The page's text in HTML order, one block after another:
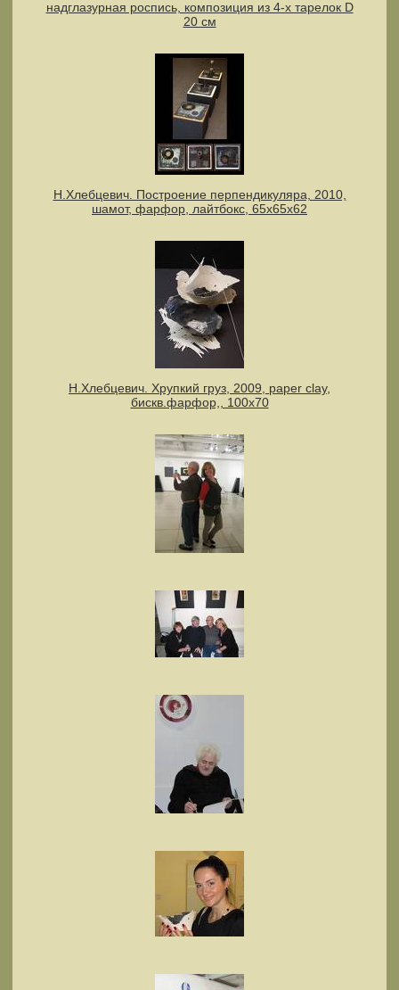
надглазурная роспись, композиция из 4-х тарелок D
20 см
Н.Хлебцевич. Построение перпендикуляра, 2010,
шамот, фарфор, лайтбокс, 65х65х62
Н.Хлебцевич. Хрупкий груз, 2009, paper clay,
бискв.фарфор,, 100х70